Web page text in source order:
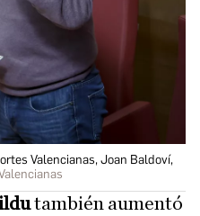
Valencianas, Joan Baldoví,
también aumentó